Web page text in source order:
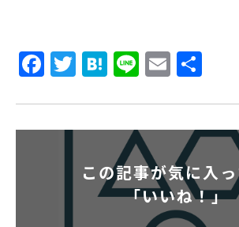
Facebook
Twitter
Hatena
LineEmail
この記事が気に入
「いいね！」